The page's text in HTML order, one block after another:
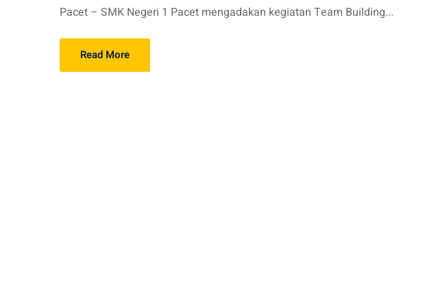
Pacet – SMK Negeri 1 Pacet mengadakan kegiatan Team Building...
Read More